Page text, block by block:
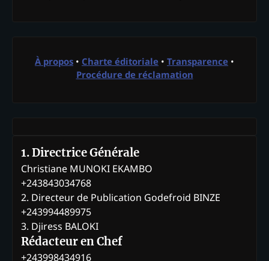
À propos • Charte éditoriale • Transparence •
Procédure de réclamation
1. Directrice Générale
Christiane MUNOKI EKAMBO
+243843034768
2. Directeur de Publication Godefroid BINZE
+243994489975
3. Djiress BALOKI
Rédacteur en Chef
+243998434916